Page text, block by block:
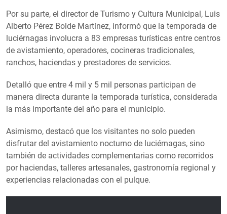
Por su parte, el director de Turismo y Cultura Municipal, Luis
Alberto Pérez Bolde Martínez, informó que la temporada de
luciérnagas involucra a 83 empresas turísticas entre centros
de avistamiento, operadores, cocineras tradicionales,
ranchos, haciendas y prestadores de servicios.
Detalló que entre 4 mil y 5 mil personas participan de
manera directa durante la temporada turística, considerada
la más importante del año para el municipio.
Asimismo, destacó que los visitantes no solo pueden
disfrutar del avistamiento nocturno de luciérnagas, sino
también de actividades complementarias como recorridos
por haciendas, talleres artesanales, gastronomía regional y
experiencias relacionadas con el pulque.